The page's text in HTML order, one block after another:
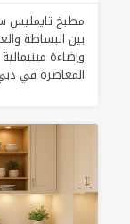
مطبخ تايمليس
بين البساطة
وإضاءة
المعاصرة في